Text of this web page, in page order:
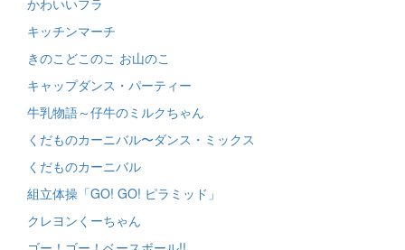
かわいいフラ
キッチンマーチ
きのこどこのこ お山のこ
キャップダンス・パーティー
牛乳物語～仔牛のミルクちゃん
くだものカーニバル〜ダンス・ミックス
くだものカーニバル
組立体操「GO! GO! ピラミッド」
クレヨンくーちゃん